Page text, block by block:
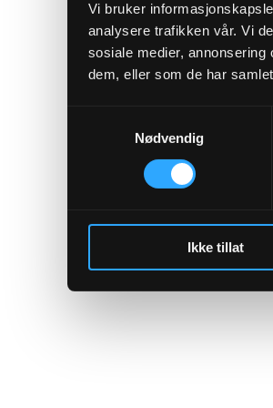
Vi bruker
analysere trafikken vår. Vi
sosiale medier,
dem, eller som de har
Nødvendig
Ikke tillat
Application